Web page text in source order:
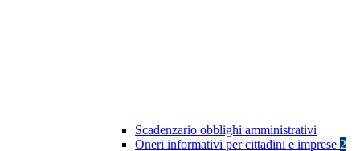
Scadenzario obblighi amministrativi
Oneri informativi per cittadini e imprese 2